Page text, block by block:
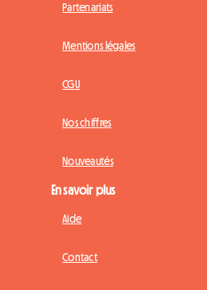
Partenariats
Mentions légales
CGU
Nos chiffres
Nouveautés
En savoir plus
Aide
Contact